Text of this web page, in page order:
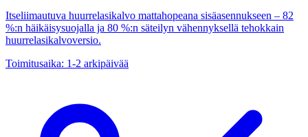
Itseliimautuva huurrelasikalvo mattahopeana sisäasennukseen – 82
%:n häikäisysuojalla ja 80 %:n säteilyn vähennyksellä tehokkain
huurrelasikalvoversio.
Toimitusaika: 1-2 arkipäivää